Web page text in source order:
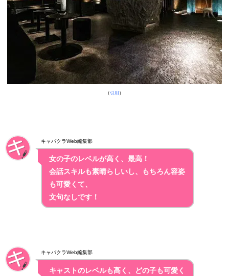
（引用 ）
キャバクラWeb編集部
女の子のレベルが高く、最高！
会話スキルも素晴らしいし、もちろん容姿
も可愛くて、
文句なしです！
キャバクラWeb編集部
キャストのレベルも高く、どの子も可愛く